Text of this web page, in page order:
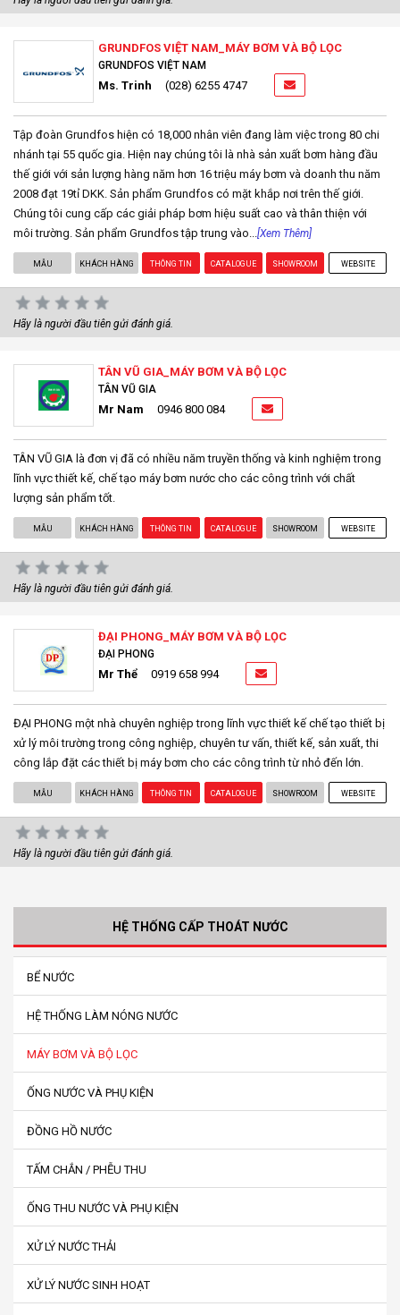
GRUNDFOS VIỆT NAM_MÁY BƠM VÀ BỘ LỌC
GRUNDFOS VIỆT NAM
Ms. Trinh (028) 6255 4747
Tập đoàn Grundfos hiện có 18,000 nhân viên đang làm việc trong 80 chi
nhánh tại 55 quốc gia. Hiện nay chúng tôi là nhà sản xuất bơm hàng đầu
thế giới với sản lượng hàng năm hơn 16 triệu máy bơm và doanh thu năm
2008 đạt 19tỉ DKK. Sản phẩm Grundfos có mặt khắp nơi trên thế giới.
Chúng tôi cung cấp các giải pháp bơm hiệu suất cao và thân thiện với
môi trường. Sản phẩm Grundfos tập trung vào... [Xem Thêm]
MẪU KHÁCH HÀNG THÔNG TIN CATALOGUE SHOWROOM WEBSITE
Hãy là người đầu tiên gửi đánh giá.
TÂN VŨ GIA_MÁY BƠM VÀ BỘ LỌC
TÂN VŨ GIA
Mr Nam 0946 800 084
TÂN VŨ GIA là đơn vị đã có nhiều năm truyền thống và kinh nghiệm trong
lĩnh vực thiết kế, chế tạo máy bơm nước cho các công trình với chất
lượng sản phẩm tốt.
MẪU KHÁCH HÀNG THÔNG TIN CATALOGUE SHOWROOM WEBSITE
Hãy là người đầu tiên gửi đánh giá.
ĐẠI PHONG_MÁY BƠM VÀ BỘ LỌC
ĐẠI PHONG
Mr Thể 0919 658 994
ĐẠI PHONG một nhà chuyên nghiệp trong lĩnh vực thiết kế chế tạo thiết bị
xử lý môi trường trong công nghiệp, chuyên tư vấn, thiết kế, sản xuất, thi
công lắp đặt các thiết bị máy bơm cho các công trình từ nhỏ đến lớn.
MẪU KHÁCH HÀNG THÔNG TIN CATALOGUE SHOWROOM WEBSITE
Hãy là người đầu tiên gửi đánh giá.
HỆ THỐNG CẤP THOÁT NƯỚC
BỂ NƯỚC
HỆ THỐNG LÀM NÓNG NƯỚC
MÁY BƠM VÀ BỘ LỌC
ỐNG NƯỚC VÀ PHỤ KIỆN
ĐỒNG HỒ NƯỚC
TẤM CHẮN / PHỄU THU
ỐNG THU NƯỚC VÀ PHỤ KIỆN
XỬ LÝ NƯỚC THẢI
XỬ LÝ NƯỚC SINH HOẠT